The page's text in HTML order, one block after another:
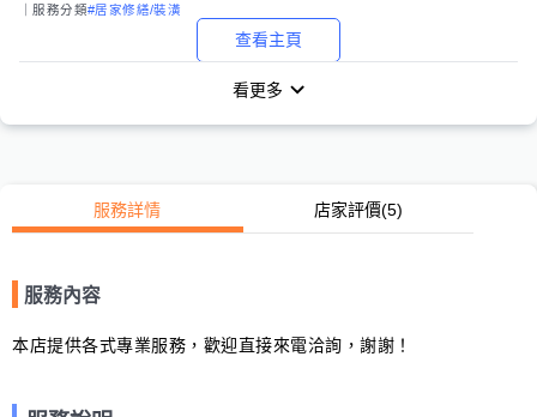
｜服務分類#居家修繕/裝潢
查看主頁
看更多
服務詳情 店家評價(5)
服務內容
本店提供各式專業服務，歡迎直接來電洽詢，謝謝！